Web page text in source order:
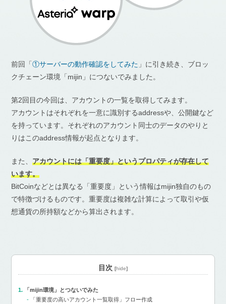
前回「①サーバーの動作確認をしてみた 」に引き続き、ブロッ
クチェーン環境「mijin」につないでみました。
第2回目の今回は、アカウントの一覧を取得してみます。
アカウントはそれぞれを一意に識別するaddressや、公開鍵など
を持っています。それぞれのアカウント同士のデータのやりと
りはこのaddress情報が起点となります。
また、アカウントには「重要度」というプロパティが存在して
います。
BitCoinなどとは異なる「重要度」という情報はmijin独自のもの
で特徴づけるものです。重要度は複雑な計算によって取引や仮
想通貨の所持額などから算出されます。
目次 [hide]
「mijin環境」とつないでみた
「重要度の高いアカウント一覧取得」フロー作成